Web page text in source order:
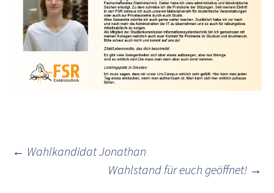
Post
← Wahlkandidat Jonathan
Wahlstand für euch geöffnet! →